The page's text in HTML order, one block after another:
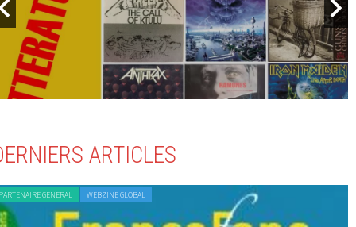
ARTICLES
GENERAL WEBZINE GLOBAL